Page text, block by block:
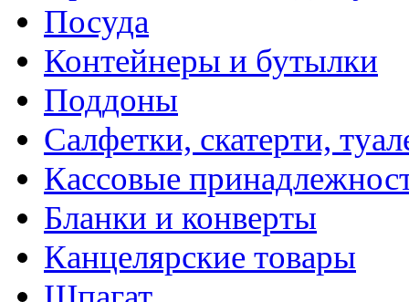
Посуда
Контейнеры и бутылки
Поддоны
Салфетки, скатерти,
Кассовые
Бланки и конверты
Канцелярские товары